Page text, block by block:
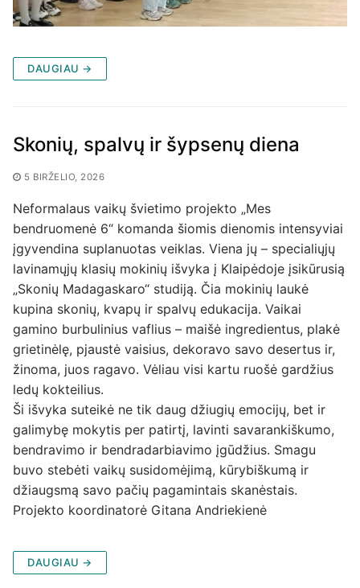
DAUGIAU →
Skonių, spalvų ir šypsenų diena
5 BIRŽELIO, 2026
Neformalaus vaikų švietimo projekto „Mes
bendruomenė 6“ komanda šiomis dienomis intensyviai
įgyvendina suplanuotas veiklas. Viena jų – specialiųjų
lavinamųjų klasių mokinių išvyka į Klaipėdoje įsikūrusią
„Skonių Madagaskaro“ studiją. Čia mokinių laukė
kupina skonių, kvapų ir spalvų edukacija. Vaikai
gamino burbulinius vaflius – maišė ingredientus, plakė
grietinėlę, pjaustė vaisius, dekoravo savo desertus ir,
žinoma, juos ragavo. Vėliau visi kartu ruošė gardžius
ledų kokteilius.
Ši išvyka suteikė ne tik daug džiugių emocijų, bet ir
galimybę mokytis per patirtį, lavinti savarankiškumo,
bendravimo ir bendradarbiavimo įgūdžius. Smagu
buvo stebėti vaikų susidomėjimą, kūrybiškumą ir
džiaugsmą savo pačių pagamintais skanėstais.
Projekto koordinatorė Gitana Andriekienė
DAUGIAU →